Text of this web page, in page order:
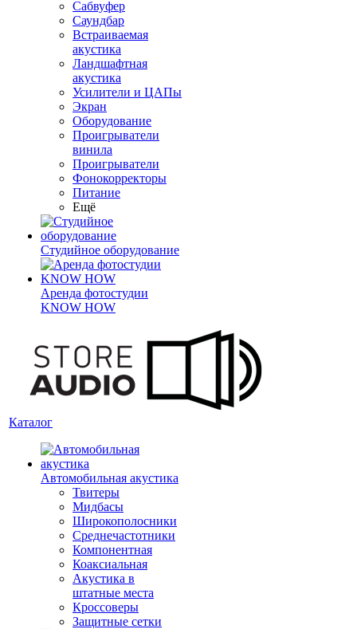
Сабвуфер
Саундбар
Встраиваемая
акустика
Ландшафтная
акустика
Усилители и ЦАПы
Экран
Оборудование
Проигрыватели
винила
Проигрыватели
Фонокорректоры
Питание
Ещё
Студийное оборудование
Аренда фотостудии
KNOW HOW
Каталог
Автомобильная акустика
Твитеры
Мидбасы
Широкополосники
Среднечастотники
Компонентная
Коаксиальная
Акустика в
штатные места
Кроссоверы
Защитные сетки